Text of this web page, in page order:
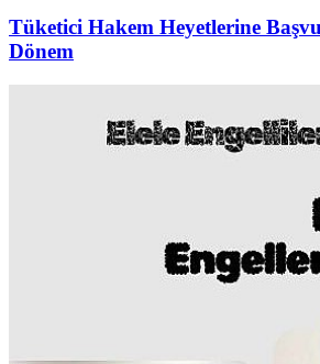
Tüketici Hakem Heyetlerine
Dönem